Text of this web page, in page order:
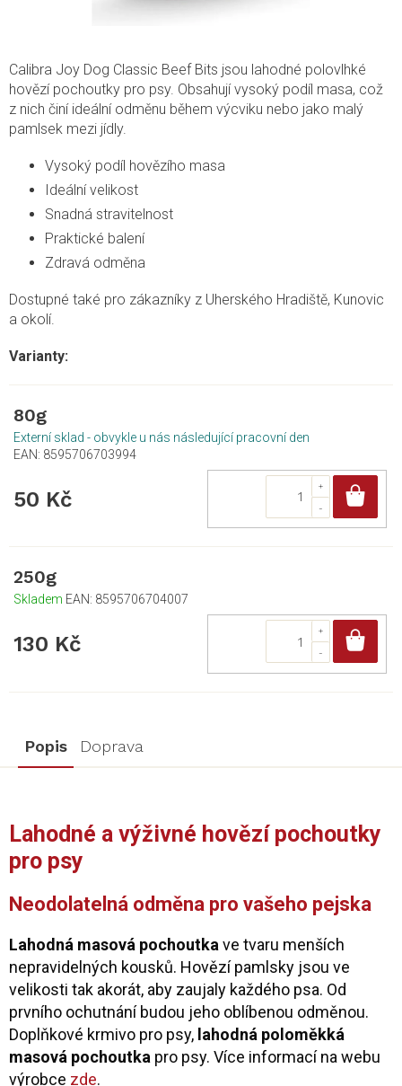
Calibra Joy Dog Classic Beef Bits jsou lahodné polovlhké
hovězí pochoutky pro psy. Obsahují vysoký podíl masa, což
z nich činí ideální odměnu během výcviku nebo jako malý
pamlsek mezi jídly.
Vysoký podíl hovězího masa
Ideální velikost
Snadná stravitelnost
Praktické balení
Zdravá odměna
Dostupné také pro zákazníky z Uherského Hradiště, Kunovic
a okolí.
80g
Externí sklad - obvykle u nás následující pracovní den
EAN: 8595706703994
50 Kč
250g
Skladem EAN: 8595706704007
130 Kč
Popis Doprava
Lahodné a výživné hovězí pochoutky
pro psy
Neodolatelná odměna pro vašeho pejska
Lahodná masová pochoutka ve tvaru menších
nepravidelných kousků. Hovězí pamlsky jsou ve
velikosti tak akorát, aby zaujaly každého psa. Od
prvního ochutnání budou jeho oblíbenou odměnou.
Doplňkové krmivo pro psy, lahodná poloměkká
masová pochoutka pro psy. Více informací na webu
výrobce zde.